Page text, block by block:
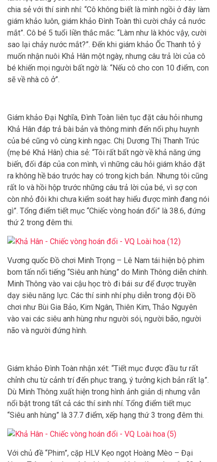
chia sẻ với thí sinh nhí: “Cô không biết là mình ngồi ở đây làm
giám khảo luôn, giám khảo Đình Toàn thì cười chảy cả nước
mắt”. Cô bé 5 tuổi liền thắc mắc: “Làm như là khóc vậy, cười
sao lại chảy nước mắt?”. Đến khi giám khảo Ốc Thanh tỏ ý
muốn nhận nuôi Khả Hân một ngày, nhưng câu trả lời của cô
bé khiến mọi người bất ngờ là: “Nếu cô cho con 10 điểm, con
sẽ về nhà cô ở”.
Giám khảo Đại Nghĩa, Đình Toàn liên tục đặt câu hỏi nhưng
Khả Hân đáp trả bài bản và thông minh đến nổi phụ huynh
của bé cũng vô cùng kinh ngạc. Chị Dương Thị Thanh Trúc
(mẹ bé Khả Hân) chia sẻ: “Tôi rất bất ngờ về khả năng ứng
biến, đối đáp của con mình, vì những câu hỏi giám khảo đặt
ra không hề báo trước hay có trong kịch bản. Nhưng tôi cũng
rất lo và hồi hộp trước những câu trả lời của bé, vì sợ con
còn nhỏ đôi khi chưa kiểm soát hay hiểu được mình đang nói
gì”. Tổng điểm tiết mục “Chiếc vòng hoán đổi” là 38.6, đứng
thứ 2 trong đêm thi.
Vương quốc Đồ chơi Minh Trọng – Lê Nam tái hiện bộ phim
bom tấn nổi tiếng “Siêu anh hùng” do Minh Thông diễn chính.
Minh Thông vào vai cậu học trò đi bái sư để được truyền
dạy siêu năng lực. Các thí sinh nhí phụ diễn trong đội Đồ
chơi như Bùi Gia Bảo, Kim Ngân, Thiên Kim, Thảo Nguyên
vào vai các siêu anh hùng như người sói, người bão, người
não và người đứng hình.
Giám khảo Đình Toàn nhận xét: “Tiết mục được đầu tư rất
chỉnh chu từ cảnh trí đến phục trang, ý tưởng kịch bản rất lạ”.
Dù Minh Thông xuất hiện trong hình ảnh giản dị nhưng vẫn
nổi bật trong tất cả các thí sinh nhí. Tổng điểm tiết mục
“Siêu anh hùng” là 37.7 điểm, xếp hạng thứ 3 trong đêm thi.
Với chủ đề “Phim”, cặp HLV Kẹo ngọt Hoàng Mèo – Đại